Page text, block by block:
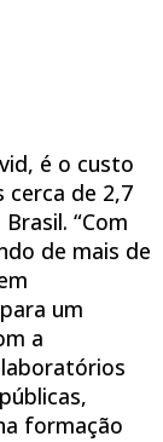
é o custo
cerca de 2,7
“Com
de mais de
um
a
laboratórios
formação